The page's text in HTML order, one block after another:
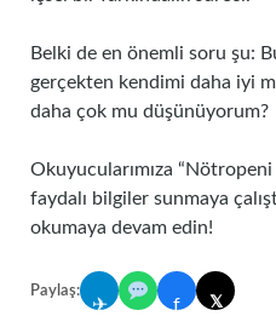
Belki de en önemli soru şu:
gerçekten kendimi daha iyi
daha çok mu düşünüyorum?
Okuyucularımıza
faydalı bilgiler sunmaya
okumaya devam edin!
Paylaş:
✈ f 𝕏